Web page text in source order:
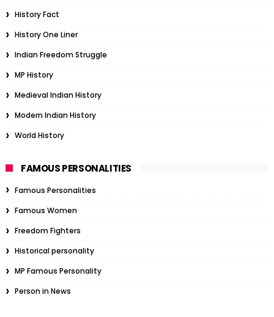
History Fact
History One Liner
Indian Freedom Struggle
MP History
Medieval Indian History
Modern Indian History
World History
FAMOUS PERSONALITIES
Famous Personalities
Famous Women
Freedom Fighters
Historical personality
MP Famous Personality
Person in News